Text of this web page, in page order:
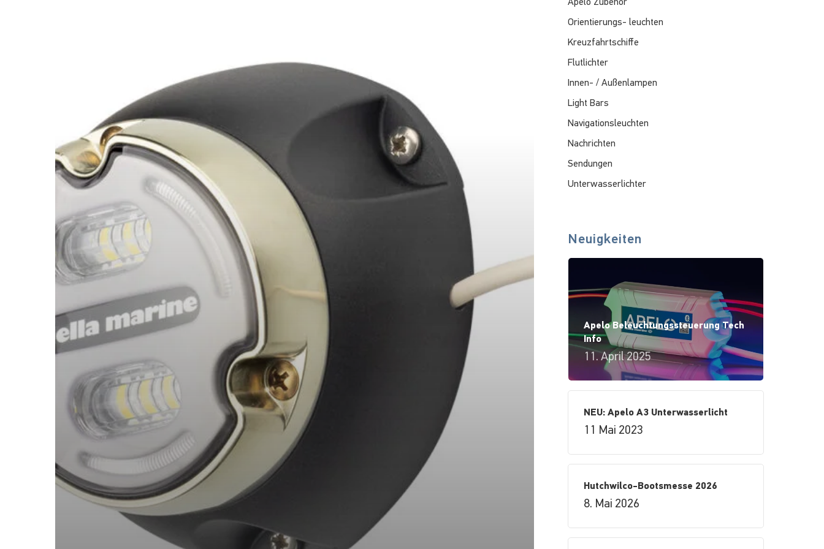
Apelo Zubehör
Orientierungs- leuchten
Kreuzfahrtschiffe
Flutlichter
Innen- / Außenlampen
Light Bars
Navigationsleuchten
Nachrichten
Sendungen
Unterwasserlichter
Neuigkeiten
Apelo Beleuchtungssteuerung Tech
Info
11. April 2025
NEU: Apelo A3 Unterwasserlicht
11 Mai 2023
Hutchwilco-Bootsmesse 2026
8. Mai 2026